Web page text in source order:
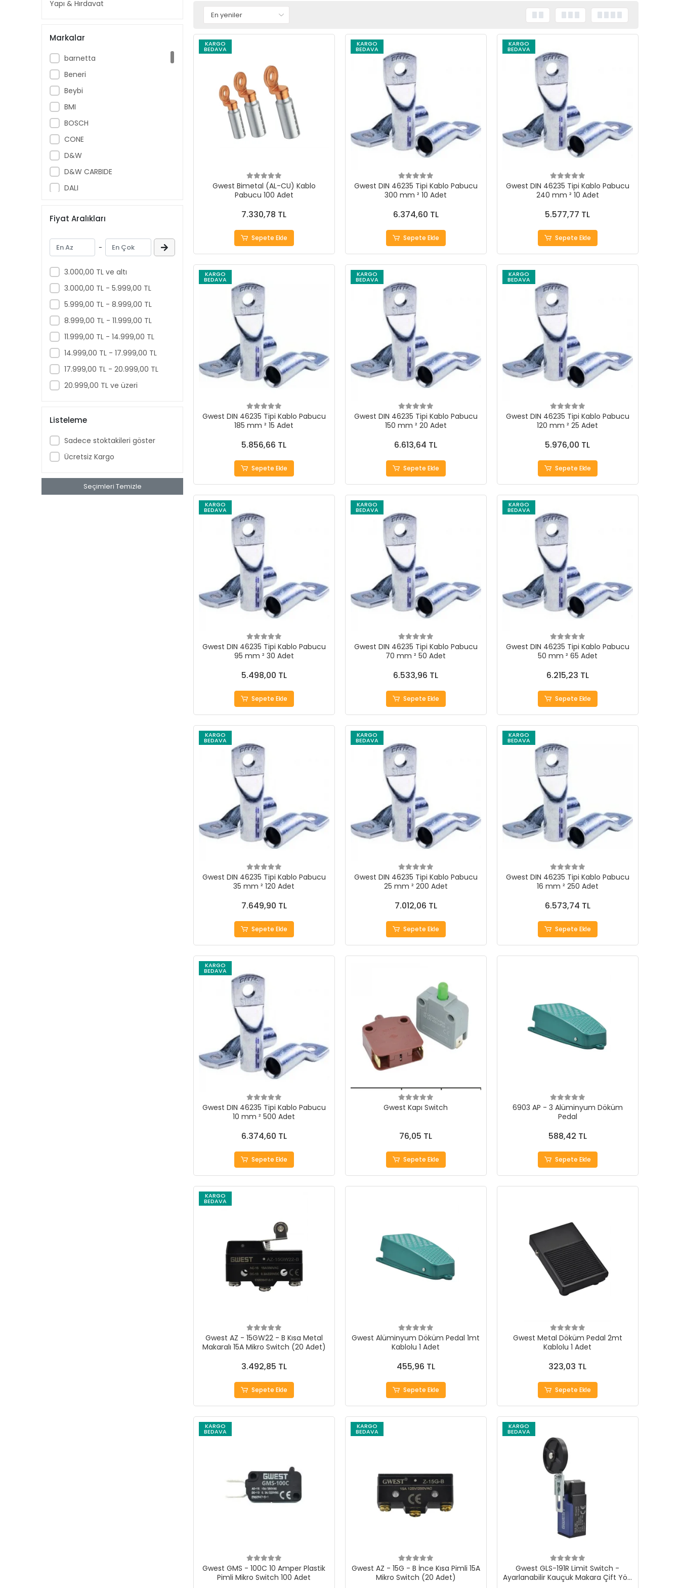
Yapı & Hırdavat
Markalar
barnetta
Beneri
Beybi
BMI
BOSCH
CONE
D&W
D&W CARBIDE
DALI
DW
DWCarbide
DWMachinery
DWMeasuring
ELTA
EMAX
FALCON
Fısco
GARTOOL
GELG
Genel Markalar
GERLINGER
GWEST
Hepsicinde
Fiyat Aralıkları
-
3.000,00 TL ve altı
3.000,00 TL - 5.999,00 TL
5.999,00 TL - 8.999,00 TL
8.999,00 TL - 11.999,00 TL
11.999,00 TL - 14.999,00 TL
14.999,00 TL - 17.999,00 TL
17.999,00 TL - 20.999,00 TL
20.999,00 TL ve üzeri
Listeleme
Sadece stoktakileri göster
Ücretsiz Kargo
Seçimleri Temizle
KARGO
BEDAVA
Gwest Bimetal (AL-CU) Kablo
Pabucu 100 Adet
7.330,78 TL
Sepete Ekle
KARGO
BEDAVA
Gwest DIN 46235 Tipi Kablo Pabucu
300 mm ² 10 Adet
6.374,60 TL
Sepete Ekle
KARGO
BEDAVA
Gwest DIN 46235 Tipi Kablo Pabucu
240 mm ² 10 Adet
5.577,77 TL
Sepete Ekle
KARGO
BEDAVA
Gwest DIN 46235 Tipi Kablo Pabucu
185 mm ² 15 Adet
5.856,66 TL
Sepete Ekle
KARGO
BEDAVA
Gwest DIN 46235 Tipi Kablo Pabucu
150 mm ² 20 Adet
6.613,64 TL
Sepete Ekle
KARGO
BEDAVA
Gwest DIN 46235 Tipi Kablo Pabucu
120 mm ² 25 Adet
5.976,00 TL
Sepete Ekle
KARGO
BEDAVA
Gwest DIN 46235 Tipi Kablo Pabucu
95 mm ² 30 Adet
5.498,00 TL
Sepete Ekle
KARGO
BEDAVA
Gwest DIN 46235 Tipi Kablo Pabucu
70 mm ² 50 Adet
6.533,96 TL
Sepete Ekle
KARGO
BEDAVA
Gwest DIN 46235 Tipi Kablo Pabucu
50 mm ² 65 Adet
6.215,23 TL
Sepete Ekle
KARGO
BEDAVA
Gwest DIN 46235 Tipi Kablo Pabucu
35 mm ² 120 Adet
7.649,90 TL
Sepete Ekle
KARGO
BEDAVA
Gwest DIN 46235 Tipi Kablo Pabucu
25 mm ² 200 Adet
7.012,06 TL
Sepete Ekle
KARGO
BEDAVA
Gwest DIN 46235 Tipi Kablo Pabucu
16 mm ² 250 Adet
6.573,74 TL
Sepete Ekle
KARGO
BEDAVA
Gwest DIN 46235 Tipi Kablo Pabucu
10 mm ² 500 Adet
6.374,60 TL
Sepete Ekle
Gwest Kapı Switch
76,05 TL
Sepete Ekle
6903 AP - 3 Alüminyum Döküm
Pedal
588,42 TL
Sepete Ekle
KARGO
BEDAVA
Gwest AZ - 15GW22 - B Kısa Metal
Makaralı 15A Mikro Switch (20 Adet)
3.492,85 TL
Sepete Ekle
Gwest Alüminyum Döküm Pedal 1mt
Kablolu 1 Adet
455,96 TL
Sepete Ekle
Gwest Metal Döküm Pedal 2mt
Kablolu 1 Adet
323,03 TL
Sepete Ekle
KARGO
BEDAVA
Gwest GMS - 100C 10 Amper Plastik
Pimli Mikro Switch 100 Adet
KARGO
BEDAVA
Gwest AZ - 15G - B İnce Kısa Pimli 15A
Mikro Switch (20 Adet)
KARGO
BEDAVA
Gwest GLS-191R Limit Switch -
Ayarlanabilir Kauçuk Makara Çift Yön